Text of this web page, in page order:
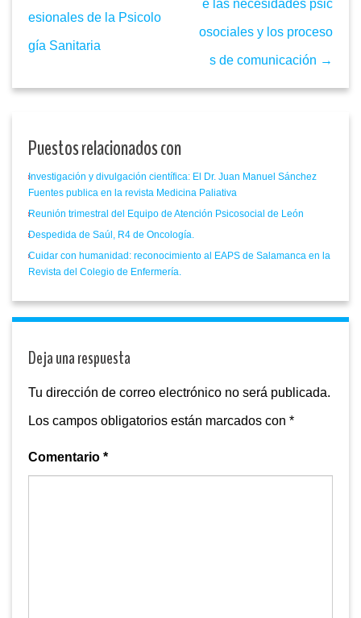
esionales de la Psicolo
gía Sanitaria
e las necesidades psic
osociales y los proceso
s de comunicación →
Puestos relacionados con
Investigación y divulgación científica: El Dr. Juan Manuel Sánchez
Fuentes publica en la revista Medicina Paliativa
Reunión trimestral del Equipo de Atención Psicosocial de León
Despedida de Saúl, R4 de Oncología.
Cuidar con humanidad: reconocimiento al EAPS de Salamanca en la
Revista del Colegio de Enfermería.
Deja una respuesta
Tu dirección de correo electrónico no será publicada.
Los campos obligatorios están marcados con *
Comentario *